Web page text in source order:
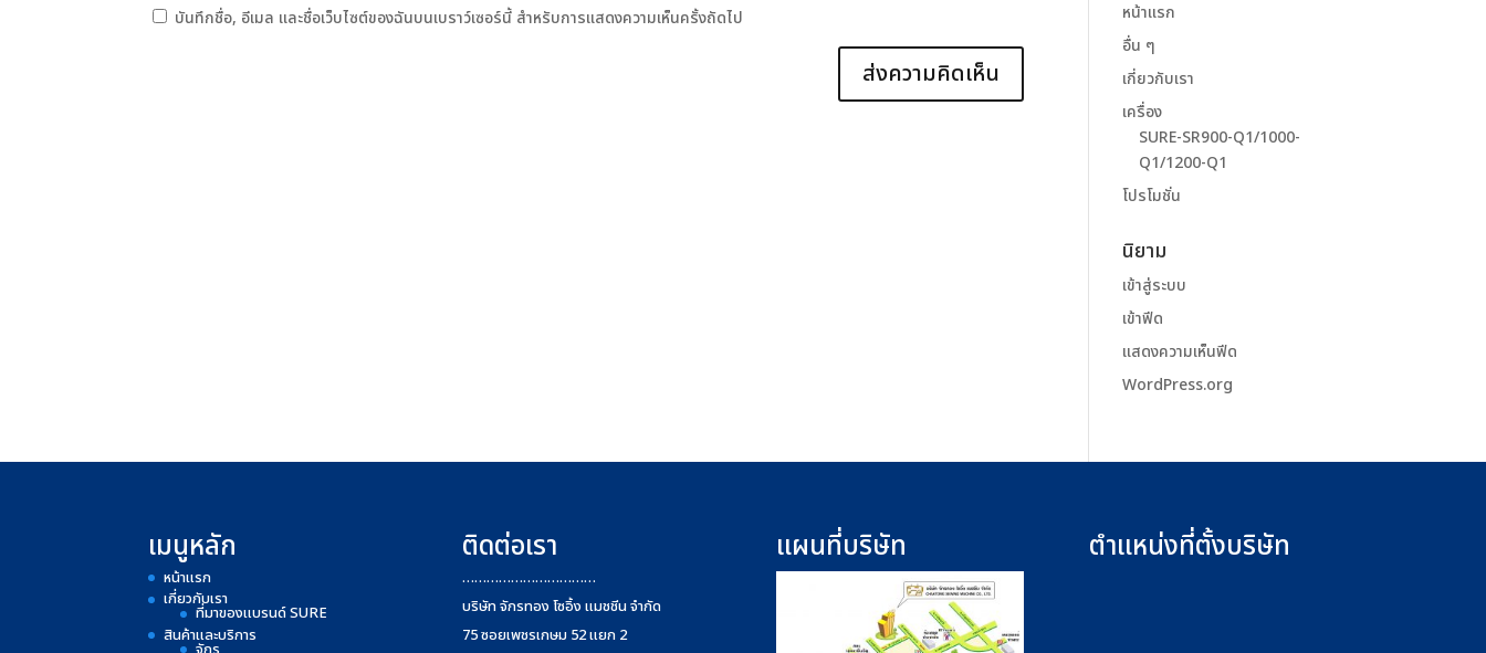
บันทึกชื่อ, อีเมล และชื่อเว็บไซต์ของฉันบนเบราว์เซอร์นี้ สำหรับการแสดงความเห็นครั้งถัดไป
หน้าแรก
อื่น ๆ
เกี่ยวกับเรา
เครื่อง
SURE-SR900-Q1/1000-
Q1/1200-Q1
โปรโมชั่น
นิยาม
เข้าสู่ระบบ
เข้าฟีด
แสดงความเห็นฟีด
WordPress.org
เมนูหลัก
หน้าแรก
เกี่ยวกับเรา
ที่มาของแบรนด์ SURE
สินค้าและบริการ
ติดต่อเรา
……………………………
บริษัท จักรทอง โซอิ้ง แมชชีน จำกัด
75 ซอยเพชรเกษม 52 แยก 2
แผนที่บริษัท ตำแหน่งที่ตั้งบริษัท